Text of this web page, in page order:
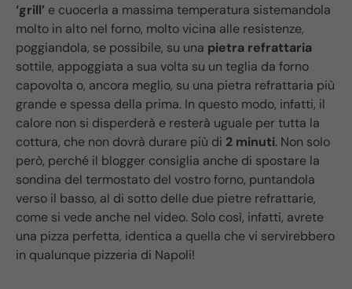
‘grill’ e cuocerla a massima temperatura sistemandola
molto in alto nel forno, molto vicina alle resistenze,
poggiandola, se possibile, su una pietra refrattaria
sottile, appoggiata a sua volta su un teglia da forno
capovolta o, ancora meglio, su una pietra refrattaria più
grande e spessa della prima. In questo modo, infatti, il
calore non si disperderà e resterà uguale per tutta la
cottura, che non dovrà durare più di 2 minuti. Non solo
però, perché il blogger consiglia anche di spostare la
sondina del termostato del vostro forno, puntandola
verso il basso, al di sotto delle due pietre refrattarie,
come si vede anche nel video. Solo così, infatti, avrete
una pizza perfetta, identica a quella che vi servirebbero
in qualunque pizzeria di Napoli!